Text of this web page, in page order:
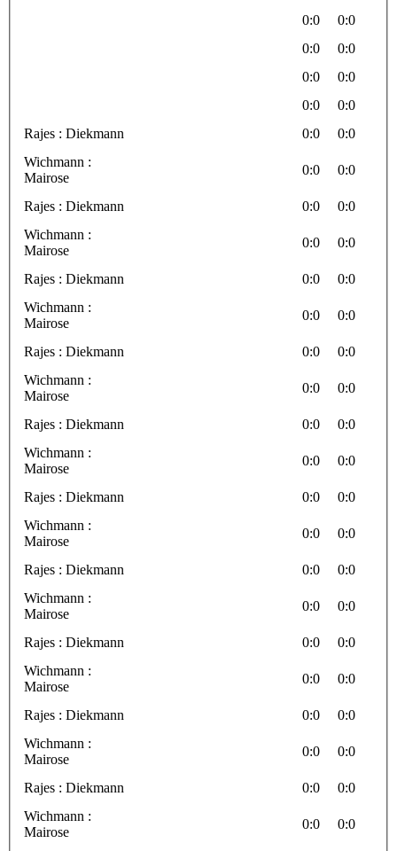
0:0
0:0
0:0
0:0
0:0
0:0
0:0
0:0
Rajes : Diekmann
0:0
0:0
Wichmann :
Mairose
0:0 0:0
Rajes : Diekmann 0:0
0:0
Wichmann :
Mairose
0:0 0:0
Rajes : Diekmann 0:0
0:0
Wichmann :
Mairose
0:0 0:0
Rajes : Diekmann 0:0
0:0
Wichmann :
Mairose
0:0 0:0
Rajes : Diekmann 0:0
0:0
Wichmann :
Mairose
0:0 0:0
Rajes : Diekmann 0:0
0:0
Wichmann :
Mairose
0:0 0:0
Rajes : Diekmann 0:0
0:0
Wichmann :
Mairose
0:0 0:0
Rajes : Diekmann 0:0
0:0
Wichmann :
Mairose
0:0 0:0
Rajes : Diekmann 0:0
0:0
Wichmann :
Mairose
0:0 0:0
Rajes : Diekmann 0:0
0:0
Wichmann :
Mairose
0:0 0:0